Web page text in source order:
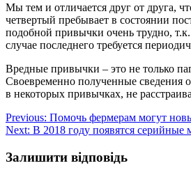
Мы тем и отличается друг от друга,
четвертый пребывает в состоянии
подобной привычки очень трудно,
случае последнего требуется
Вредные привычки – это не только
Своевременно полученные сведения
в некоторых привычках, не
Навігація
записів
Previous: Помочь фермерам могут
Next: В 2018 году появятся
Залишити відповідь